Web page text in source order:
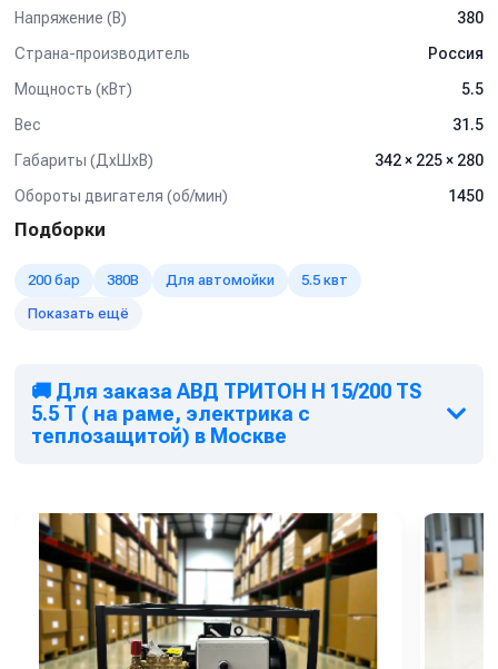
Спектр применения:
Используется на профессиональных автомойках, как
легкого типа так и грузового.
поверхностей к нанесению покрытий без использования
абразива
оборудования от отложений и накипи
Мойка полов и открытых площадок
удаления штукатурки, краски
Очистка и дезинфекция полов, поверхностей и
Напряжение (В)
380
Страна-производитель
Россия
Мощность (кВт)
5.5
Вес
31.5
Габариты (ДхШхВ)
342 × 225 × 280
Обороты двигателя (об/мин)
1450
Подборки
200 бар 380В Для автомойки
5.5 квт
Показать ещё
🚚 Для заказа АВД ТРИТОН H 15/200 TS
5.5 T ( на раме, электрика с
теплозащитой) в Москве